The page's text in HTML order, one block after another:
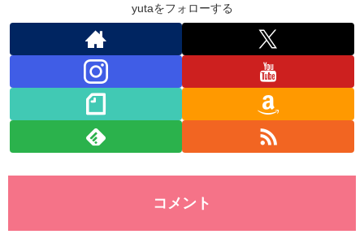
yutaをフォローする
コメント